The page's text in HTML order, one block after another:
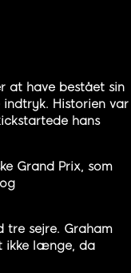
at have bestået sin
Historien var
hans
Grand Prix, som
tre sejre. Graham
ikke længe, da